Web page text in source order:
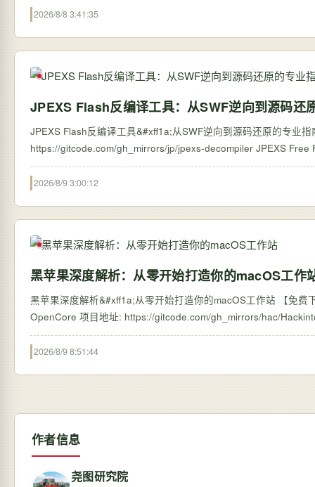
2026/8/8 3:41:35
JPEXS Flash反编译工具：从SWF逆向到源码还
JPEXS Flash反编译工具&#xff1a;从SWF逆向到源码还原的专业指南
https://gitcode.com/
2026/8/9 3:00:12
黑苹果深度解析：从零开始打造你的macOS工作
黑苹果深度解析&#xff1a;从零开始打造你的macOS工作站 【免
2026/8/9 8:51:44
作者信息
尧图研究院